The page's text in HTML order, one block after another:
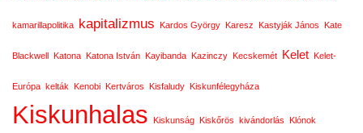
kamarillapolitika kapitalizmus Kardos György Karesz Kastyják János Kate
Blackwell Katona Katona István Kayibanda Kazinczy Kecskemét Kelet Kelet-
Európa kelták Kenobi Kertváros Kisfaludy Kiskunfélegyháza
Kiskunhalas Kiskunság Kiskőrös kivándorlás Klónok